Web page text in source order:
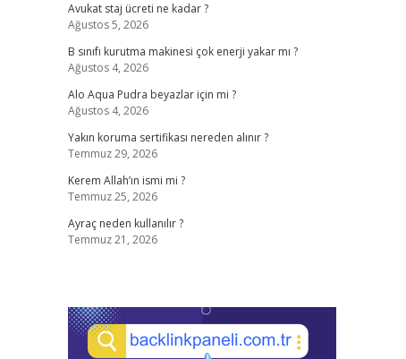
Avukat staj ücreti ne kadar ?
Ağustos 5, 2026
B sınıfı kurutma makinesi çok enerji yakar mı ?
Ağustos 4, 2026
Alo Aqua Pudra beyazlar için mi ?
Ağustos 4, 2026
Yakın koruma sertifikası nereden alınır ?
Temmuz 29, 2026
Kerem Allah’ın ismi mi ?
Temmuz 25, 2026
Ayraç neden kullanılır ?
Temmuz 21, 2026